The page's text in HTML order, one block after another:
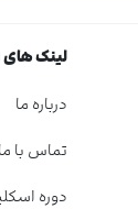
لینک
درباره ما
تماس با ما
دوره